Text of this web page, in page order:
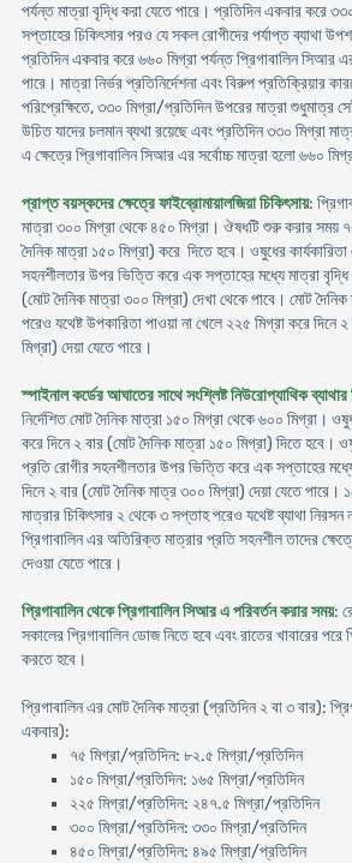
পর্যন্ত মাত্রা বৃদ্ধি করা যেতে পারে। প্রতিদিন একবার করে
সপ্তাহের চিকিৎসার পরও যে সকল রোগীদের পর্যাপ্ত ব্যাথা
প্রতিদিন একবার করে ৬৬০ মিগ্রা পর্যন্ত প্রিগাবালিন সিআর
পারে। মাত্রা নির্ভর প্রতিনির্দেশনা এবং বিরুপ প্রতিক্রিয়ার
পরিপ্রেক্ষিতে, ৩৩০ মিগ্রা/প্রতিদিন উপরের মাত্রা শুধুমাত্র
উচিত যাদের চলমান ব্যথা রয়েছে এবং প্রতিদিন ৩৩০ মিগ্রা
এ ক্ষেত্রে প্রিগাবালিন সিআর এর সর্বোচ্চ মাত্রা হলো ৬৬০
প্রাপ্ত বয়স্কদের ক্ষেত্রে ফাইব্রোমায়ালজিয়া চিকিৎসায়:
মাত্রা ৩০০ মিগ্রা থেকে ৪৫০ মিগ্রা। ঔষধটি শুরু করার সময়
দৈনিক মাত্রা ১৫০ মিগ্রা) করে দিতে হবে। ওষুধের
সহনশীলতার উপর ভিত্তি করে এক সপ্তাহের মধ্যে মাত্রা
(মোট দৈনিক মাত্রা ৩০০ মিগ্রা) দেখা থেকে পাবে। মোট দৈনিক
পরেও যথেষ্ট উপকারিতা পাওয়া না খেলে ২২৫ মিগ্রা করে দিনে
মিগ্রা) দেয়া যেতে পারে।
স্পাইনাল কর্ডের আঘাতের সাথে সংশ্লিষ্ট নিউরোপ্যাথিক ব্যাথার
নির্দেশিত মোট দৈনিক মাত্রা ১৫০ মিগ্রা থেকে ৬০০ মিগ্রা।
করে দিনে ২ বার (মোট দৈনিক মাত্রা ১৫০ মিগ্রা) দিতে হবে।
প্রতি রোগীর সহনশীলতার উপর ভিত্তি করে এক সপ্তাহের
দিনে ২ বার (মোট দৈনিক মাত্র ৩০০ মিগ্রা) দেয়া যেতে পারে।
মাত্রার চিকিৎসার ২ থেকে ৩ সপ্তাহ পরেও যথেষ্ট ব্যাথা
প্রিগাবালিন এর অতিরিক্ত মাত্রার প্রতি সহনশীল তাদের
দেওয়া যেতে পারে।
প্রিগাবালিন থেকে প্রিগাবালিন সিআর এ পরিবর্তন করার সময়:
সকালের প্রিগাবালিন ডোজ নিতে হবে এবং রাতের খাবারের
করতে হবে।
প্রিগাবালিন এর মোট দৈনিক মাত্রা (প্রতিদিন ২ বা ৩ বার):
একবার):
৭৫ মিগ্রা/প্রতিদিন: ৮২.৫ মিগ্রা/প্রতিদিন
১৫০ মিগ্রা/প্রতিদিন: ১৬৫ মিগ্রা/প্রতিদিন
২২৫ মিগ্রা/প্রতিদিন: ২৪৭.৫ মিগ্রা/প্রতিদিন
৩০০ মিগ্রা/প্রতিদিন: ৩৩০ মিগ্রা/প্রতিদিন
৪৫০ মিগ্রা/প্রতিদিন: ৪৯৫ মিগ্রা/প্রতিদিন